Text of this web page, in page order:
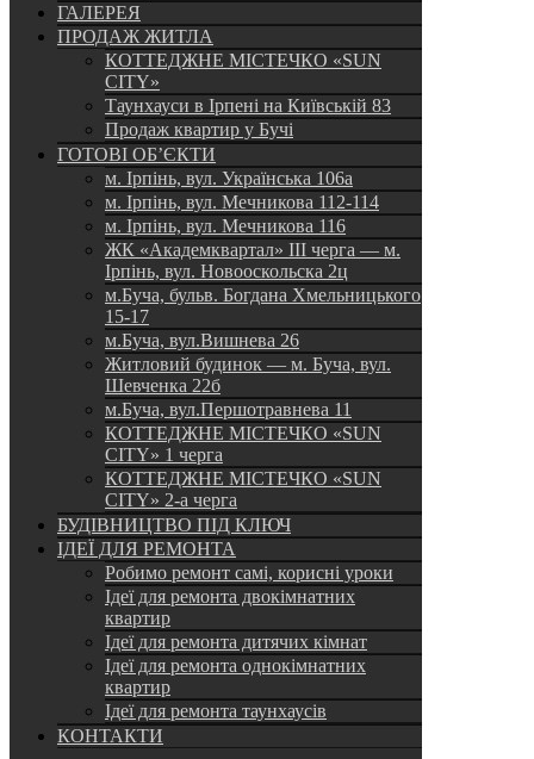
ГАЛЕРЕЯ
ПРОДАЖ ЖИТЛА
КОТТЕДЖНЕ МІСТЕЧКО «SUN
CITY»
Таунхауси в Ірпені на Київській 83
Продаж квартир у Бучі
ГОТОВІ ОБ’ЄКТИ
м. Ірпінь, вул. Українська 106а
м. Ірпінь, вул. Мечникова 112-114
м. Ірпінь, вул. Мечникова 116
ЖК «Академквартал» III черга — м.
Ірпінь, вул. Новооскольска 2ц
м.Буча, бульв. Богдана Хмельницького
15-17
м.Буча, вул.Вишнева 26
Житловий будинок — м. Буча, вул.
Шевченка 22б
м.Буча, вул.Першотравнева 11
КОТТЕДЖНЕ МІСТЕЧКО «SUN
CITY» 1 черга
КОТТЕДЖНЕ МІСТЕЧКО «SUN
CITY» 2-а черга
БУДІВНИЦТВО ПІД КЛЮЧ
ІДЕЇ ДЛЯ РЕМОНТА
Робимо ремонт самі, корисні уроки
Ідеї для ремонта двокімнатних
квартир
Ідеї для ремонта дитячих кімнат
Ідеї для ремонта однокімнатних
квартир
Ідеї для ремонта таунхаусів
КОНТАКТИ